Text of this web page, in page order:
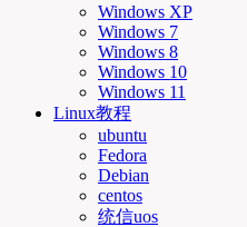
Windows XP
Windows 7
Windows 8
Windows 10
Windows 11
Linux教程
ubuntu
Fedora
Debian
centos
统信uos